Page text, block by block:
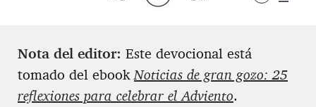
Nota del editor: Este devocional está
tomado del ebookNoticias de gran gozo: 25
reflexiones para celebrar el Adviento.